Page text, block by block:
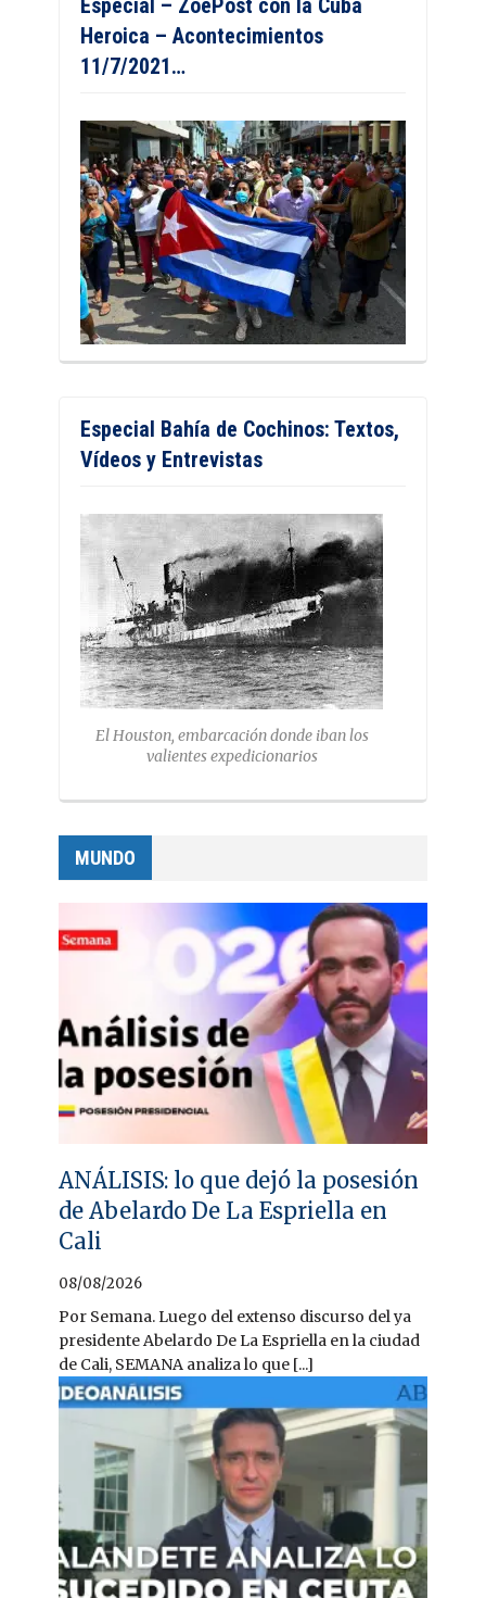
Especial – ZoePost con la Cuba
Heroica – Acontecimientos
11/7/2021…
Especial Bahía de Cochinos: Textos,
Vídeos y Entrevistas
El Houston, embarcación donde iban los
valientes expedicionarios
MUNDO
ANÁLISIS: lo que dejó la posesión
de Abelardo De La Espriella en
Cali
08/08/2026
Por Semana. Luego del extenso discurso del ya
presidente Abelardo De La Espriella en la ciudad
de Cali, SEMANA analiza lo que [...]